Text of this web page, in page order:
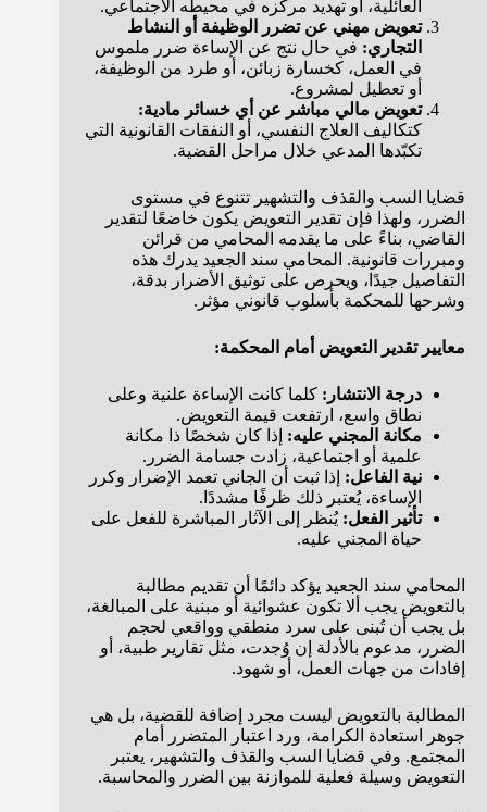
العائلية، أو تهديد مركزه في محيطه الاجتماعي.
تعويض مهني عن تضرر الوظيفة أو النشاط
التجاري: في حال نتج عن الإساءة ضرر ملموس
في العمل، كخسارة زبائن، أو طرد من الوظيفة،
أو تعطيل لمشروع.
تعويض مالي مباشر عن أي خسائر مادية:
كتكاليف العلاج النفسي، أو النفقات القانونية التي
تكبّدها المدعي خلال مراحل القضية.
قضايا السب والقذف والتشهير تتنوع في مستوى
الضرر، ولهذا فإن تقدير التعويض يكون خاضعًا لتقدير
القاضي، بناءً على ما يقدمه المحامي من قرائن
ومبررات قانونية. المحامي سند الجعيد يدرك هذه
التفاصيل جيدًا، ويحرص على توثيق الأضرار بدقة،
وشرحها للمحكمة بأسلوب قانوني مؤثر.
معايير تقدير التعويض أمام المحكمة:
درجة الانتشار: كلما كانت الإساءة علنية وعلى
نطاق واسع، ارتفعت قيمة التعويض.
مكانة المجني عليه: إذا كان شخصًا ذا مكانة
علمية أو اجتماعية، زادت جسامة الضرر.
نية الفاعل: إذا ثبت أن الجاني تعمد الإضرار وكرر
الإساءة، يُعتبر ذلك ظرفًا مشددًا.
تأثير الفعل: يُنظر إلى الآثار المباشرة للفعل على
حياة المجني عليه.
المحامي سند الجعيد يؤكد دائمًا أن تقديم مطالبة
بالتعويض يجب ألا تكون عشوائية أو مبنية على المبالغة،
بل يجب أن تُبنى على سرد منطقي وواقعي لحجم
الضرر، مدعوم بالأدلة إن وُجدت، مثل تقارير طبية، أو
إفادات من جهات العمل، أو شهود.
المطالبة بالتعويض ليست مجرد إضافة للقضية، بل هي
جوهر استعادة الكرامة، ورد اعتبار المتضرر أمام
المجتمع. وفي قضايا السب والقذف والتشهير، يعتبر
التعويض وسيلة فعلية للموازنة بين الضرر والمحاسبة.